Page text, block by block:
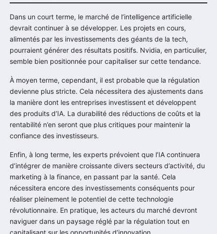
Dans un court terme, le marché de l’intelligence artificielle
devrait continuer à se développer. Les projets en cours,
alimentés par les investissements des géants de la tech,
pourraient générer des résultats positifs. Nvidia, en particulier,
semble bien positionnée pour capitaliser sur cette tendance.
À moyen terme, cependant, il est probable que la régulation
devienne plus stricte. Cela nécessitera des ajustements dans
la manière dont les entreprises investissent et développent
des produits d’IA. La durabilité des réductions de coûts et la
rentabilité n’en seront que plus critiques pour maintenir la
confiance des investisseurs.
Enfin, à long terme, les experts prévoient que l’IA continuera
d’intégrer de manière croissante divers secteurs d’activité, du
marketing à la finance, en passant par la santé. Cela
nécessitera encore des investissements conséquents pour
réaliser pleinement le potentiel de cette technologie
révolutionnaire. En pratique, les acteurs du marché devront
naviguer dans un paysage réglé par la régulation tout en